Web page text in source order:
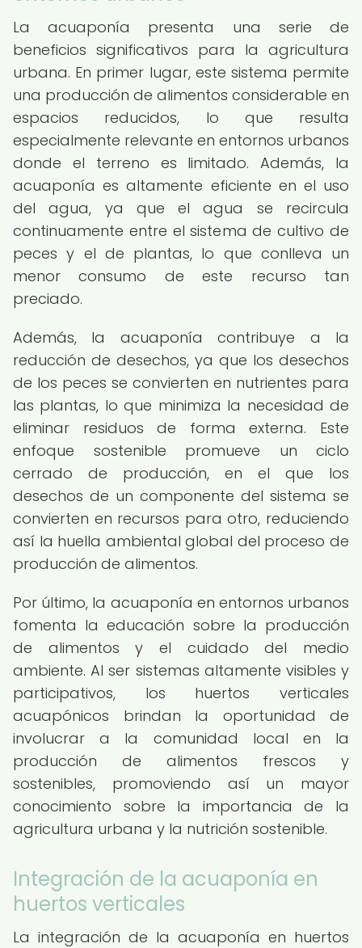
La acuaponía presenta una serie de
beneficios significativos para la agricultura
urbana. En primer lugar, este sistema permite
una producción de alimentos considerable en
espacios reducidos, lo que resulta
especialmente relevante en entornos urbanos
donde el terreno es limitado. Además, la
acuaponía es altamente eficiente en el uso
del agua, ya que el agua se recircula
continuamente entre el sistema de cultivo de
peces y el de plantas, lo que conlleva un
menor consumo de este recurso tan
preciado.
Además, la acuaponía contribuye a la
reducción de desechos, ya que los desechos
de los peces se convierten en nutrientes para
las plantas, lo que minimiza la necesidad de
eliminar residuos de forma externa. Este
enfoque sostenible promueve un ciclo
cerrado de producción, en el que los
desechos de un componente del sistema se
convierten en recursos para otro, reduciendo
así la huella ambiental global del proceso de
producción de alimentos.
Por último, la acuaponía en entornos urbanos
fomenta la educación sobre la producción
de alimentos y el cuidado del medio
ambiente. Al ser sistemas altamente visibles y
participativos, los huertos verticales
acuapónicos brindan la oportunidad de
involucrar a la comunidad local en la
producción de alimentos frescos y
sostenibles, promoviendo así un mayor
conocimiento sobre la importancia de la
agricultura urbana y la nutrición sostenible.
Integración de la acuaponía en
huertos verticales
La integración de la acuaponía en huertos